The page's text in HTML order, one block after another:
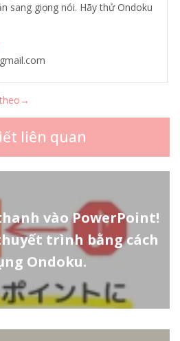
sang giọng nói. Hãy thử Ondoku
liên quan
vào PowerPoint!
trình bằng cách
Ondoku.